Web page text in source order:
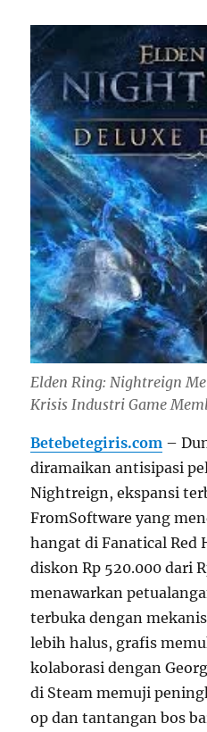
Elden Ring: Nightreign
Krisis Industri Game
Betebetegiris.com –
diramaikan antisipasi
Nightreign, ekspansi
FromSoftware yang
hangat di Fanatical Red
diskon Rp 520.000 dari
menawarkan
terbuka dengan
lebih halus, grafis
kolaborasi dengan
di Steam memuji
op dan tantangan bos